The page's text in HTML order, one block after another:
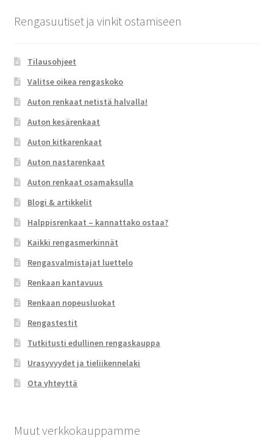
Rengasuutiset ja vinkit ostamiseen
Tilausohjeet
Valitse oikea rengaskoko
Auton renkaat netistä halvalla!
Auton kesärenkaat
Auton kitkarenkaat
Auton nastarenkaat
Auton renkaat osamaksulla
Blogi & artikkelit
Halppisrenkaat – kannattako ostaa?
Kaikki rengasmerkinnät
Rengasvalmistajat luettelo
Renkaan kantavuus
Renkaan nopeusluokat
Rengastestit
Tutkitusti edullinen rengaskauppa
Urasyvyydet ja tieliikennelaki
Ota yhteyttä
Muut verkkokauppamme